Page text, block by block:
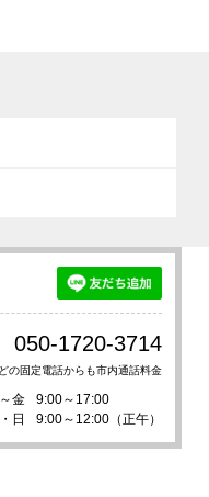
050-1720-3714
の固定電話からも市内通話料金
金
9:00～17:00
日
9:00～12:00（正午）